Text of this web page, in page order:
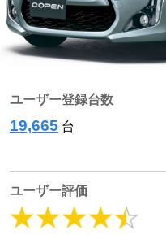
ユーザー登録台数
19,665 台
ユーザー評価